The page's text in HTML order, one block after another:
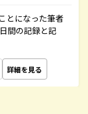
とになった筆者
間の記録と記
詳細を見る